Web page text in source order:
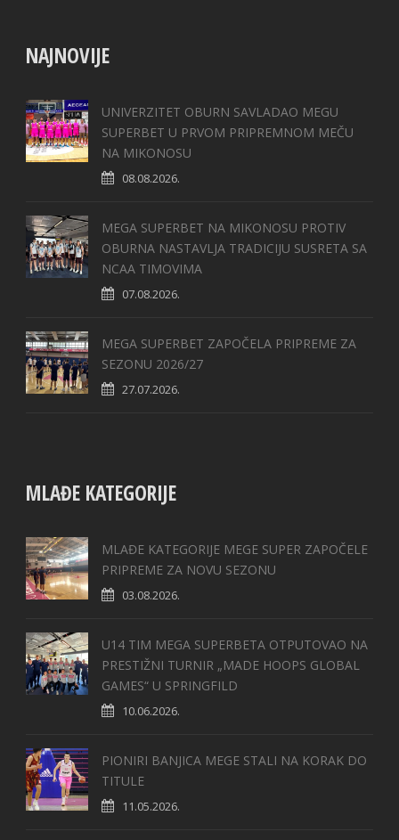
NAJNOVIJE
UNIVERZITET OBURN SAVLADAO MEGU
SUPERBET U PRVOM PRIPREMNOM MEČU
NA MIKONOSU
08.08.2026.
MEGA SUPERBET NA MIKONOSU PROTIV
OBURNA NASTAVLJA TRADICIJU SUSRETA SA
NCAA TIMOVIMA
07.08.2026.
MEGA SUPERBET ZAPOČELA PRIPREME ZA
SEZONU 2026/27
27.07.2026.
MLAĐE KATEGORIJE
MLAĐE KATEGORIJE MEGE SUPER ZAPOČELE
PRIPREME ZA NOVU SEZONU
03.08.2026.
U14 TIM MEGA SUPERBETA OTPUTOVAO NA
PRESTIŽNI TURNIR „MADE HOOPS GLOBAL
GAMES“ U SPRINGFILD
10.06.2026.
PIONIRI BANJICA MEGE STALI NA KORAK DO
TITULE
11.05.2026.